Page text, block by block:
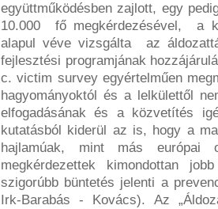
együttműködésben zajlott, egy
10.000 fő megkérdezésével, a
alapul véve vizsgálta az
fejlesztési programjának
c. victim survey egyértelműen
hagyományoktól és a lelkülettől
elfogadásának és a közvetítés
kutatásból kiderül az is, hogy a
hajlamúak, mint más
megkérdezettek kimondottan
szigorúbb büntetés jelenti a
Irk-Barabás - Kovács). Az